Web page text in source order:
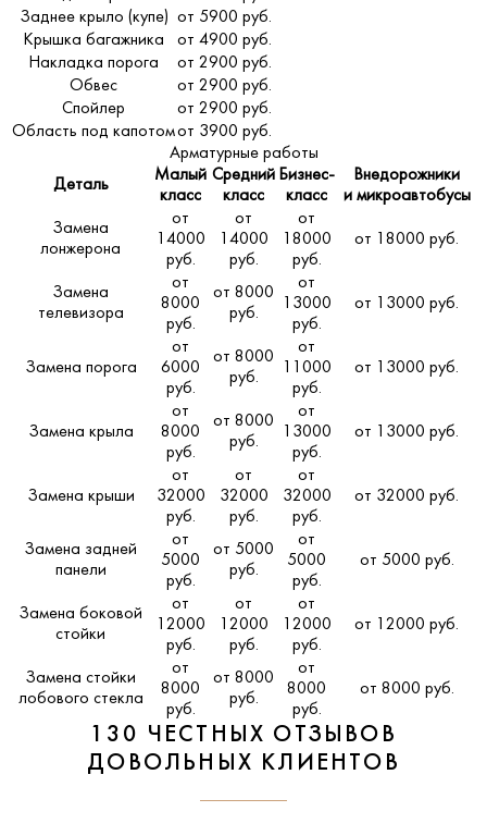
Заднее крыло (купе) от 5900 руб.
Крышка багажника
от 4900 руб.
Накладка порога
от 2900 руб.
Обвес
от 2900 руб.
Спойлер
от 2900 руб.
Область под капотомот 3900 руб.
Арматурные работы
Деталь
Малый
класс
Средний
класс
Бизнес-
класс
Внедорожники
и микроавтобусы
Замена
лонжерона
от
14000
руб.
от
14000
руб.
от
18000
руб.
от 18000 руб.
Замена
телевизора
от
8000
руб.
от 8000
руб.
от
13000
руб.
от 13000 руб.
Замена порога
от
6000
руб.
от 8000
руб.
от
11000
руб.
от 13000 руб.
Замена крыла
от
8000
руб.
от 8000
руб.
от
13000
руб.
от 13000 руб.
Замена крыши
от
32000
руб.
от
32000
руб.
от
32000
руб.
от 32000 руб.
Замена задней
панели
от
5000
руб.
от 5000
руб.
от
5000
руб.
от 5000 руб.
Замена боковой
стойки
от
12000
руб.
от
12000
руб.
от
12000
руб.
от 12000 руб.
Замена стойки
лобового стекла
от
8000
руб.
от 8000
руб.
от
8000
руб.
от 8000 руб.
130 ЧЕСТНЫХ ОТЗЫВОВ
ДОВОЛЬНЫХ КЛИЕНТОВ